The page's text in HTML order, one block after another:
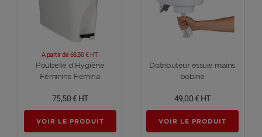
Voir plus
Poubelle d'Hygiène
Féminine Femina
A partir de68,50 € HT
75,50 € HT
VOIR LE PRODUIT
Voir plus
Distributeur essuie mains
bobine
49,00 € HT
VOIR LE PRODUIT